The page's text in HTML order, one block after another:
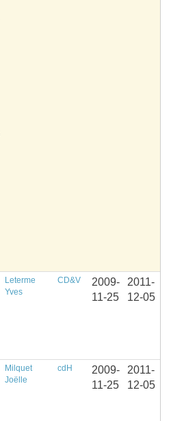
Leterme
Yves
CD&V
2009-
11-25
2011-
12-05
Milquet
Joëlle
cdH
2009-
11-25
2011-
12-05